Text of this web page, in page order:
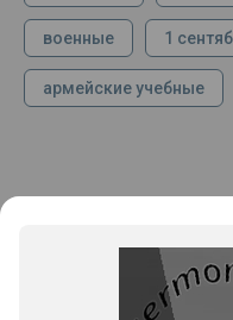
военные 1
армейские учебные